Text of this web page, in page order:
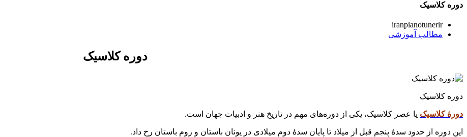
دوره کلاسیک
iranpianotunerir
مطالب آموزشی
دوره کلاسیک
دوره کلاسیک
دورهٔ کلاسیک یا عصر کلاسیک، یکی از دوره‌های مهم در تاریخ هنر و ادبیات جهان است.
این دوره از حدود سدهٔ پنجم قبل از میلاد تا پایان سدهٔ دوم میلادی در یونان باستان و روم باستان رخ داد.